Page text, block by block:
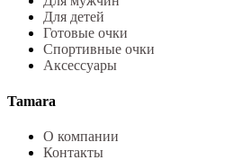
Для детей
Готовые очки
Спортивные очки
Аксессуары
Tamara
О компании
Контакты